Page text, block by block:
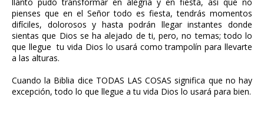
pienses que en el Señor todo es fiesta, tendrás momentos
difíciles, dolorosos y hasta podrán llegar instantes donde
sientas que Dios se ha alejado de ti, pero, no temas; todo lo
que llegue tu vida Dios lo usará como trampolín para llevarte
a las alturas.
Cuando la Biblia dice TODAS LAS COSAS significa que no hay
excepción, todo lo que llegue a tu vida Dios lo usará para bien.